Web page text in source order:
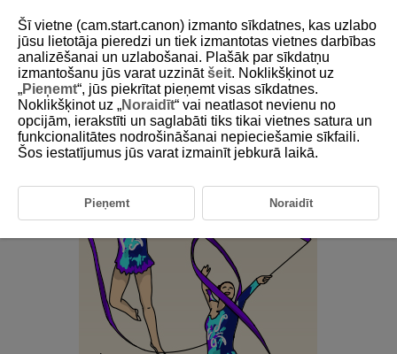
6-28 Rhythmic Gymnastics (Group)
This setting is perfect for photographing specific individuals or
entire groups in rhythmic gymnastics.
Šī vietne (cam.start.canon) izmanto sīkdatnes, kas uzlabo
jūsu lietotāja pieredzi un tiek izmantotas vietnes darbības
analizēšanai un uzlabošanai. Plašāk par sīkdatņu
izmantošanu jūs varat uzzinātšeit. Noklikšķinot uz
„Pieņemt“, jūs piekrītat pieņemt visas sīkdatnes.
Noklikšķinot uz „Noraidīt“ vai neatlasot nevienu no
opcijām, ierakstīti un saglabāti tiks tikai vietnes satura un
funkcionalitātes nodrošināšanai nepieciešamie sīkfaili.
Šos iestatījumus jūs varat izmainīt jebkurā laikā.
Pieņemt Noraidīt